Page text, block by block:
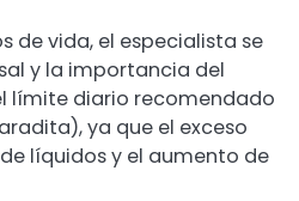
de vida, el especialista se
y la importancia del
límite diario recomendado
ya que el exceso
líquidos y el aumento de